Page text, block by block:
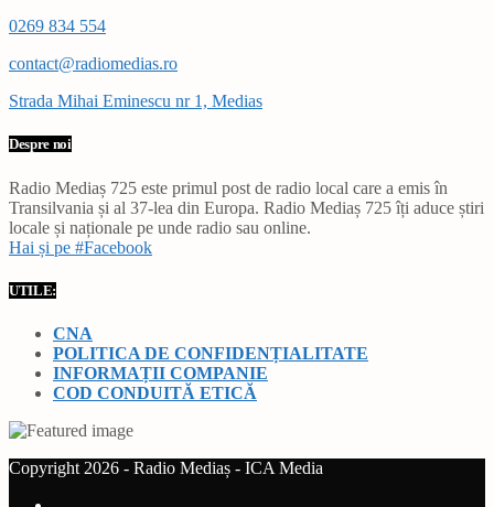
0269 834 554
contact@radiomedias.ro
Strada Mihai Eminescu nr 1, Medias
Despre noi
Radio Mediaș 725 este primul post de radio local care a emis în
Transilvania și al 37-lea din Europa. Radio Mediaș 725 îți aduce știri
locale și naționale pe unde radio sau online.
Hai și pe #Facebook
UTILE:
CNA
POLITICA DE CONFIDENȚIALITATE
INFORMAȚII COMPANIE
COD CONDUITĂ ETICĂ
Copyright 2026 - Radio Mediaș - ICA Media